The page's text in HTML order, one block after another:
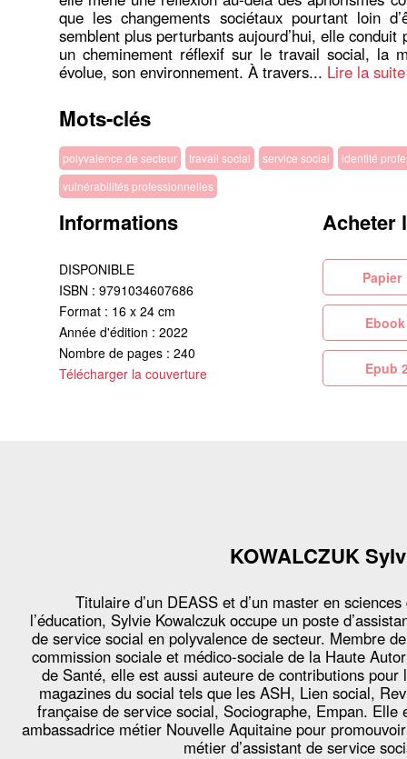
que les changements sociétaux pourtant loin
semblent plus perturbants aujourd’hui, elle conduit
un cheminement réflexif sur le travail social, la
évolue, son environnement. À travers... Lire la suite
Mots-clés
polyvalence de secteur travail social service social
identité
vulnérabilités professionnelles
Informations
DISPONIBLE
ISBN : 9791034607686
Format : 16 x 24 cm
Année d'édition : 2022
Nombre de pages : 240
Télécharger la couverture
Acheter
KOWALCZUK
Titulaire d’un DEASS et d’un master en sciences
l’éducation, Sylvie Kowalczuk occupe un poste
de service social en polyvalence de secteur. Membre
commission sociale et médico-sociale de la Haute
de Santé, elle est aussi auteure de contributions pour
magazines du social tels que les ASH, Lien social,
française de service social, Sociographe, Empan. Elle
ambassadrice métier Nouvelle Aquitaine pour
métier d’assistant de service